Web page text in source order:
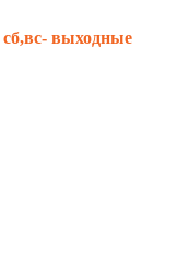
сб,вс- выходные